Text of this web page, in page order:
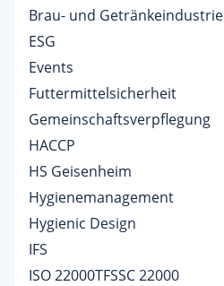
Brau- und Getränkeindustrie
ESG
Events
Futtermittelsicherheit
Gemeinschaftsverpflegung
HACCP
HS Geisenheim
Hygienemanagement
Hygienic Design
IFS
ISO 22000TFSSC 22000